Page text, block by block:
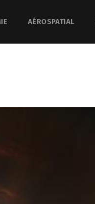
AÉROSPATIAL